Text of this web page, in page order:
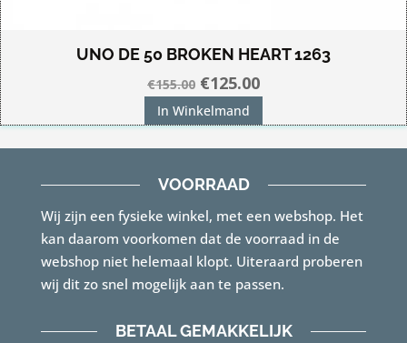
UNO DE 50 BROKEN HEART 1263
€155.00 Oorspronkelijke
prijs
was:
€155.00.
€125.00Huidige
is:
€125.00.
In Winkelmand
VOORRAAD
Wij zijn een fysieke winkel, met een webshop. Het
kan daarom voorkomen dat de voorraad in de
webshop niet helemaal klopt. Uiteraard proberen
wij dit zo snel mogelijk aan te passen.
BETAAL GEMAKKELIJK